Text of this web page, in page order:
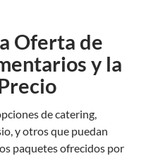
Oferta de
y la
de catering,
y otros que puedan
paquetes ofrecidos por